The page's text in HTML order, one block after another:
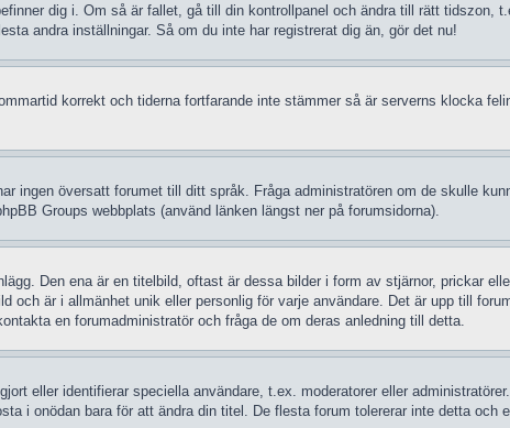
dig i. Om så är fallet, gå till din kontrollpanel och ändra till rätt tidszon,
andra inställningar. Så om du inte har registrerat dig än, gör det nu!
korrekt och tiderna fortfarande inte stämmer så är serverns klocka
ingen översatt forumet till ditt språk. Fråga administratören om de skulle
Groups webbplats (använd länken längst ner på forumsidorna).
Den ena är en titelbild, oftast är dessa bilder i form av stjärnor, prickar
och är i allmänhet unik eller personlig för varje användare. Det är upp till
en forumadministratör och fråga de om deras anledning till detta.
eller identifierar speciella användare, t.ex. moderatorer eller
i onödan bara för att ändra din titel. De flesta forum tolererar inte detta